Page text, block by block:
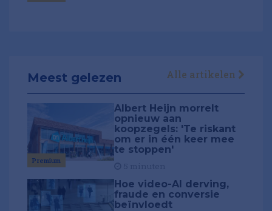
Meest gelezen Alle artikelen
Premium
Albert Heijn morrelt
opnieuw aan
koopzegels: 'Te riskant
om er in één keer mee
te stoppen'
Hoe video-AI derving,
fraude en conversie
beïnvloedt